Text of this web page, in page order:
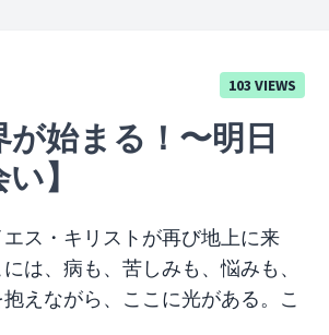
103 VIEWS
が始まる！〜明日
】
ス・キリストが再び地上に来
は、病も、苦しみも、悩みも、
えながら、ここに光がある。こ